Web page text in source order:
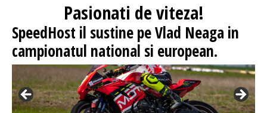
Pasionati de viteza!
SpeedHost il sustine pe Vlad Neaga in
campionatul national si european.